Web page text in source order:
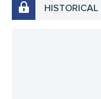
HISTORICAL